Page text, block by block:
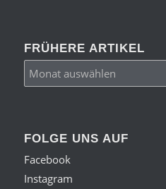
FRÜHERE ARTIKEL
FOLGE UNS AUF
Facebook
Instagram